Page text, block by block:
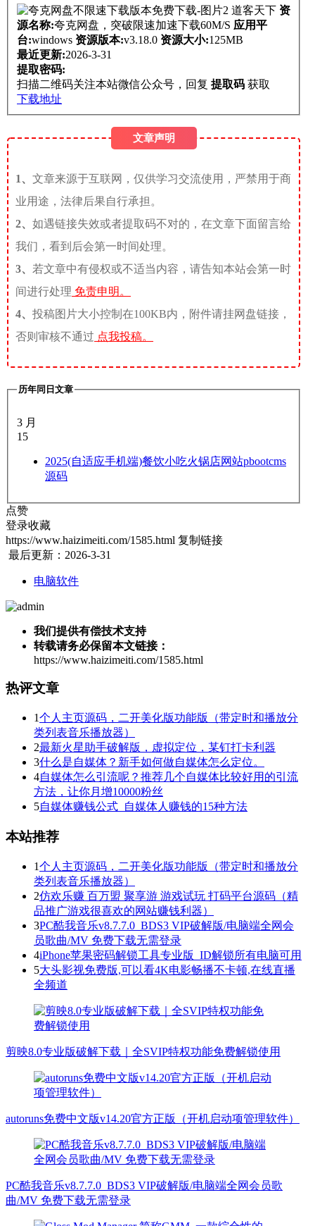
道客天下 资
源名称:夸克网盘，突破限速加速下载60M/S 应用平
台:windows 资源版本:v3.18.0 资源大小:125MB
最近更新:2026-3-31
提取密码:
扫描二维码关注本站微信公众号，回复 提取码 获取
下载地址
文章声明
1、 文章来源于互联网，仅供学习交流使用，严禁用于商
业用途，法律后果自行承担。
2、 如遇链接失效或者提取码不对的，在文章下面留言给
我们，看到后会第一时间处理。
3、 若文章中有侵权或不适当内容，请告知本站会第一时
间进行处理 免责申明。
4、 投稿图片大小控制在100KB内，附件请挂网盘链接，
否则审核不通过 点我投稿。
历年同日文章
3 月
15
2025(自适应手机端)餐饮小吃火锅店网站pbootcms
源码
点赞
登录收藏
https://www.haizimeiti.com/1585.html 复制链接
最后更新：2026-3-31
电脑软件
我们提供有偿技术支持
转载请务必保留本文链接：
https://www.haizimeiti.com/1585.html
热评文章
1个人主页源码，二开美化版功能版（带定时和播放分
类列表音乐播放器）
2最新火星助手破解版，虚拟定位，某钉打卡利器
3什么是自媒体？新手如何做自媒体怎么定位。
4自媒体怎么引流呢？推荐几个自媒体比较好用的引流
方法，让你月增10000粉丝
5自媒体赚钱公式_自媒体人赚钱的15种方法
本站推荐
1个人主页源码，二开美化版功能版（带定时和播放分
类列表音乐播放器）
2仿欢乐赚 百万盟 聚享游 游戏试玩 打码平台源码（精
品推广游戏很喜欢的网站赚钱利器）
3PC酷我音乐v8.7.7.0_BDS3 VIP破解版/电脑端全网会
员歌曲/MV 免费下载无需登录
4iPhone苹果密码解锁工具专业版_ID解锁所有电脑可用
5大头影视免费版,可以看4K电影畅播不卡顿,在线直播
全频道
剪映8.0专业版破解下载｜全SVIP特权功能免费解锁使用
autoruns免费中文版v14.20官方正版（开机启动项管理软件）
PC酷我音乐v8.7.7.0_BDS3 VIP破解版/电脑端全网会员歌
曲/MV 免费下载无需登录